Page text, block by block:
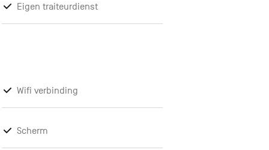
Eigen traiteurdienst
Wifi verbinding
Scherm